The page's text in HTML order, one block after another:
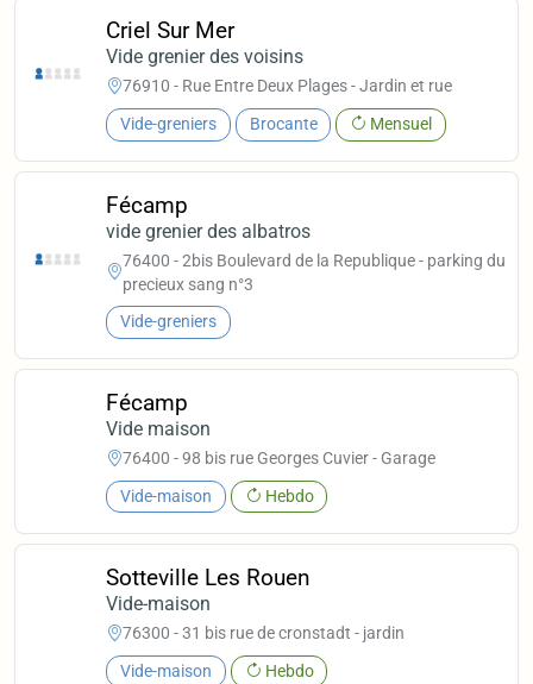
Criel Sur Mer
Vide grenier des voisins
76910 - Rue Entre Deux Plages - Jardin et rue
Vide-greniers Brocante Mensuel
Fécamp
vide grenier des albatros
76400 - 2bis Boulevard de la Republique - parking du
precieux sang n°3
Vide-greniers
Fécamp
Vide maison
76400 - 98 bis rue Georges Cuvier - Garage
Vide-maison Hebdo
Sotteville Les Rouen
Vide-maison
76300 - 31 bis rue de cronstadt - jardin
Vide-maison Hebdo